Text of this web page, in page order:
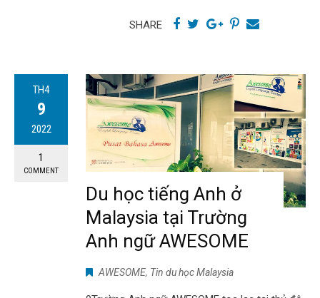
SHARE
TH4
9
2022
1
COMMENT
Du học tiếng Anh ở
Malaysia tại Trường
Anh ngữ AWESOME
AWESOME, Tin du học Malaysia